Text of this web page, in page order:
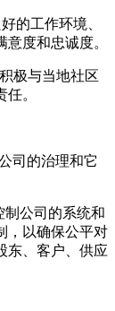
的工作环境、
度和忠诚度。
积极与当地社区
。
司的治理和它
制公司的系统和
，以确保公平对
东、客户、供应